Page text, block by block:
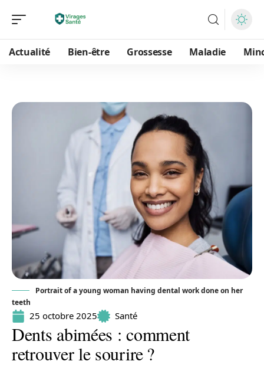
Actualité Bien-être Grossesse Maladie
Portrait of a young woman having dental work done on her
teeth
25 octobre 2025 Santé
Dents abimées : comment
retrouver le sourire ?